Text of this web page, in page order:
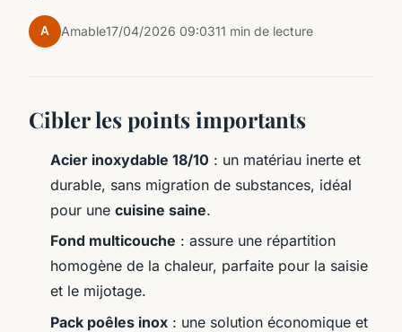
A Amable17/04/2026 09:0311 min de lecture
Cibler les points importants
Acier inoxydable 18/10 : un matériau inerte et
durable, sans migration de substances, idéal
pour une cuisine saine.
Fond multicouche : assure une répartition
homogène de la chaleur, parfaite pour la saisie
et le mijotage.
Pack poêles inox : une solution économique et